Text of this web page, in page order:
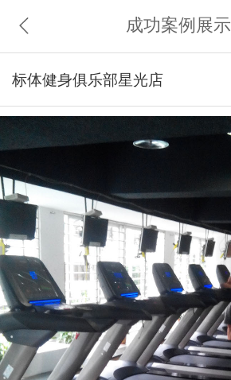
成功案例展示
标体健身俱乐部星光店